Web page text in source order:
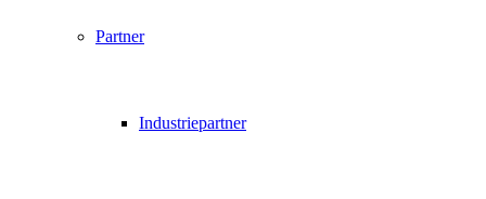
Partner
Industriepartner